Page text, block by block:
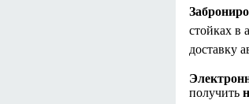
стойках в
доставку
получить